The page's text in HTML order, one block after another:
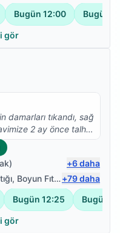
Bugün 12:00 Bugün
gör
tıkandı, sağ
2 ay önce talha
sonuçlar aldık,
bugün ilk defa
mutluyum, talha
ve işini severek
ve güler yüzlü
da devam
teşekkürlerimi
olsun.
) +6daha
, Boyun Fıtığı ,Omuz Bağ
+79daha
Bugün 12:25 Bugün
gör